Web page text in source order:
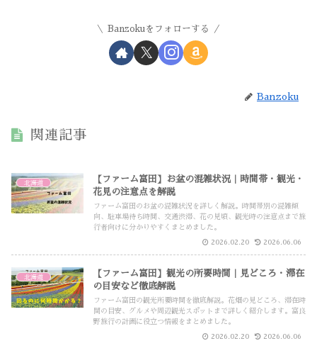
Banzokuをフォローする
Banzoku
関連記事
北海道
【ファーム富田】お盆の混雑状況｜時間帯・観光・
花見の注意点を解説
ファーム富田のお盆の混雑状況を詳しく解説。時間帯別の混雑傾
向、駐車場待ち時間、交通渋滞、花の見頃、観光時の注意点まで旅
行者向けに分かりやすくまとめました。
2026.02.20 2026.06.06
北海道
【ファーム富田】観光の所要時間｜見どころ・滞在
の目安など徹底解説
ファーム富田の観光所要時間を徹底解説。花畑の見どころ、滞在時
間の目安、グルメや周辺観光スポットまで詳しく紹介します。富良
野旅行の計画に役立つ情報をまとめました。
2026.02.20 2026.06.06